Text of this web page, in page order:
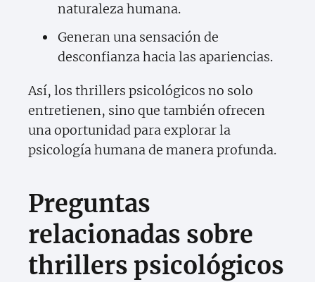
naturaleza humana.
Generan una sensación de
desconfianza hacia las apariencias.
Así, los thrillers psicológicos no solo
entretienen, sino que también ofrecen
una oportunidad para explorar la
psicología humana de manera profunda.
Preguntas
relacionadas sobre
thrillers psicológicos